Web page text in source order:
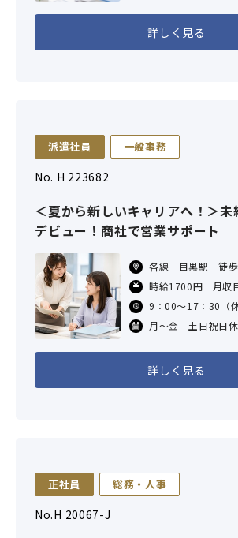
＊ご都合に合わせて
詳しく見る
派遣社員 一般事務
No. H 223682
＜夏から新しいキャリアへ！＞
デビュー！商社で営業サポート
各線 目黒駅 徒
時給1700円 月収
（7.5h×21日勤務
交通費：支給あり
9：00～17：30（
月～金 土日祝日
詳しく見る
正社員 総務・人事
No.H 20067-J